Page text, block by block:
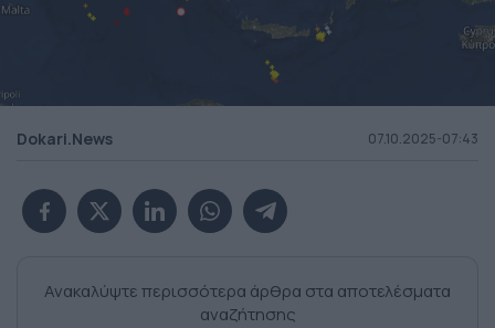
Dokari.News 07.10.2025-07:43
Ανακαλύψτε περισσότερα άρθρα στα αποτελέσματα
αναζήτησης